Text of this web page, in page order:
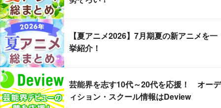
【夏アニメ2026】7月期夏の新アニメを一
挙紹介！
芸能界を志す10代～20代を応援！ オーデ
ィション・スクール情報はDeview